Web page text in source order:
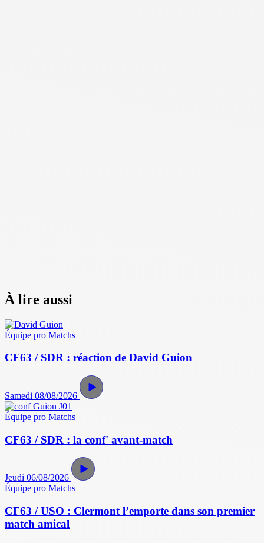
À lire aussi
Équipe pro Matchs
CF63 / SDR : réaction de David Guion
Samedi 08/08/2026
Équipe pro Matchs
CF63 / SDR : la conf' avant-match
Jeudi 06/08/2026
Équipe pro Matchs
CF63 / USO : Clermont l’emporte dans son premier
match amical